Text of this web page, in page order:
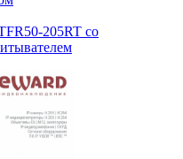
205RT со